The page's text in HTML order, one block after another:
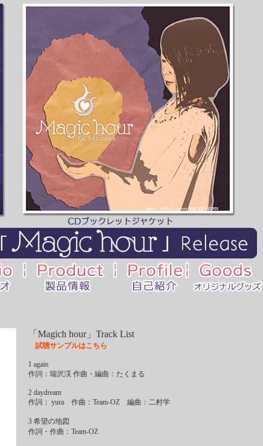
「Magich hour」Track List
試聴サンプルはこちら
1 again
作詞：瑞沢渓 作曲・編曲：たくまる
2 daydream
作詞： yura 作曲：Team-OZ 編曲：二村学
3 希望の地図
作詞・作曲：Team-OZ